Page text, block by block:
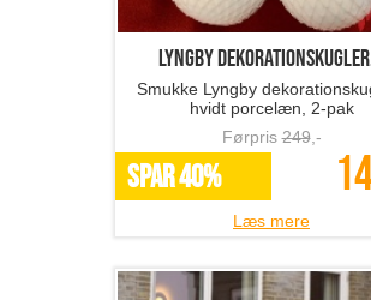
Lyngby
Smukke Lyngby
hvidt porcelæn, 2-pak
Førpris249,-
SPAR 40%
Læs mere